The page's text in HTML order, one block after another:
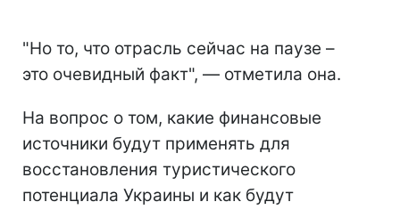
"Но то, что отрасль сейчас на паузе –
это очевидный факт", — отметила она.
На вопрос о том, какие финансовые
источники будут применять для
восстановления туристического
потенциала Украины и как будут